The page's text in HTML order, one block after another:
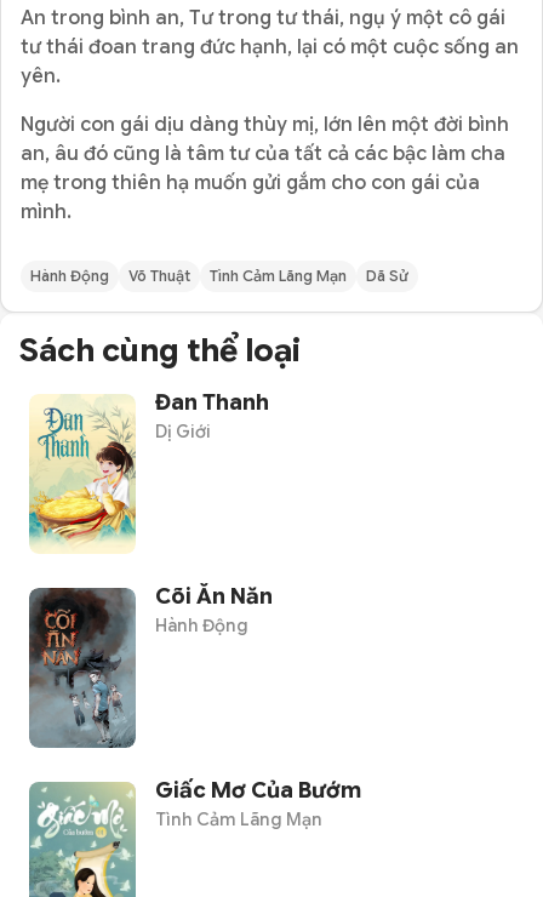
An trong bình an, Tư trong tư thái, ngụ ý một cô gái
tư thái đoan trang đức hạnh, lại có một cuộc sống an
yên.
Người con gái dịu dàng thùy mị, lớn lên một đời bình
an, âu đó cũng là tâm tư của tất cả các bậc làm cha
mẹ trong thiên hạ muốn gửi gắm cho con gái của
mình.
Hành Động Võ Thuật Tình Cảm Lãng Mạn Dã Sử
Sách cùng thể loại
Đan Thanh
Dị Giới
Cõi Ăn Năn
Hành Động
Giấc Mơ Của Bướm
Tình Cảm Lãng Mạn